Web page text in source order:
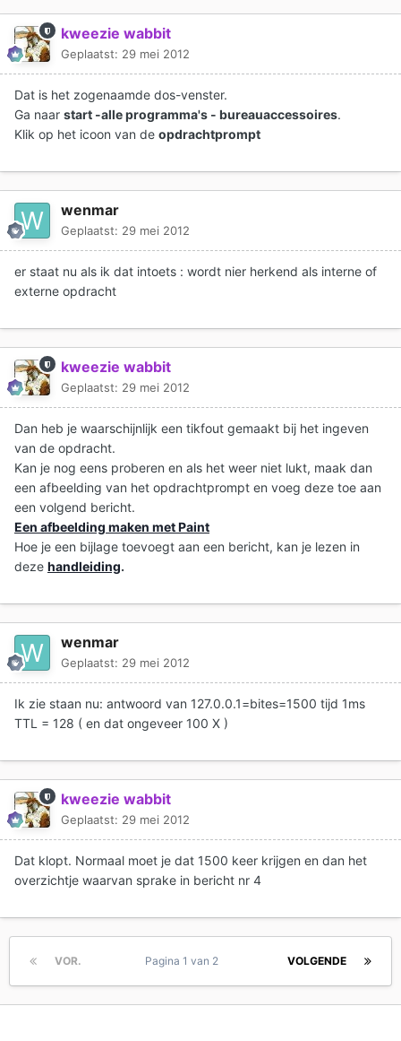
kweezie wabbit
Geplaatst: 29 mei 2012
Dat is het zogenaamde dos-venster.
Ga naar start -alle programma's - bureauaccessoires.
Klik op het icoon van de opdrachtprompt
wenmar
Geplaatst: 29 mei 2012
er staat nu als ik dat intoets : wordt nier herkend als interne of
externe opdracht
kweezie wabbit
Geplaatst: 29 mei 2012
Dan heb je waarschijnlijk een tikfout gemaakt bij het ingeven
van de opdracht.
Kan je nog eens proberen en als het weer niet lukt, maak dan
een afbeelding van het opdrachtprompt en voeg deze toe aan
een volgend bericht.
Een afbeelding maken met Paint
Hoe je een bijlage toevoegt aan een bericht, kan je lezen in
deze handleiding.
wenmar
Geplaatst: 29 mei 2012
Ik zie staan nu: antwoord van 127.0.0.1=bites=1500 tijd 1ms
TTL = 128 ( en dat ongeveer 100 X )
kweezie wabbit
Geplaatst: 29 mei 2012
Dat klopt. Normaal moet je dat 1500 keer krijgen en dan het
overzichtje waarvan sprake in bericht nr 4
VOR. VOLGENDE
Pagina 1 van 2